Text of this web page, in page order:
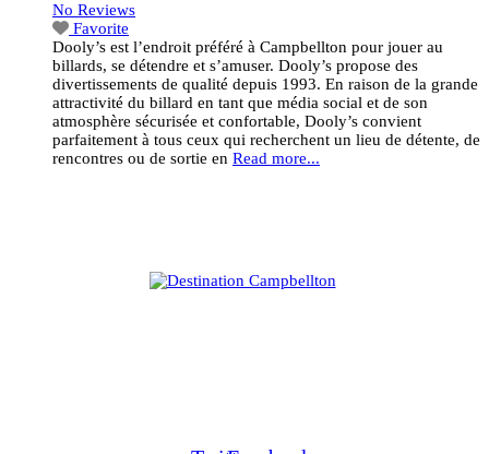
No Reviews
Favorite
Dooly’s est l’endroit préféré à Campbellton pour jouer au
billards, se détendre et s’amuser. Dooly’s propose des
divertissements de qualité depuis 1993. En raison de la grande
attractivité du billard en tant que média social et de son
atmosphère sécurisée et confortable, Dooly’s convient
parfaitement à tous ceux qui recherchent un lieu de détente, de
rencontres ou de sortie en Read more...